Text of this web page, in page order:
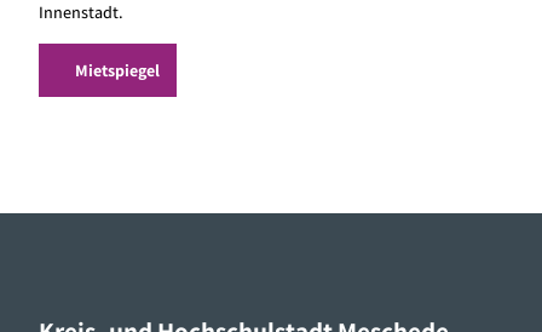
Innenstadt.
Mietspiegel